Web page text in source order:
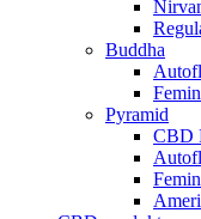
Buddha
Pyramid
CBD